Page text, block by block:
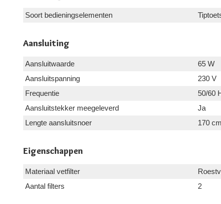
Soort bedieningselementen
Aansluiting
Aansluitwaarde
65 W
Aansluitspanning
230 V
Frequentie
50/60
Aansluitstekker meegeleverd
Ja
Lengte aansluitsnoer
170 cm
Eigenschappen
Materiaal vetfilter
Aantal filters
2